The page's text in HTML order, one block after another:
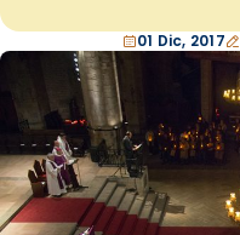
01 Dic, 2017